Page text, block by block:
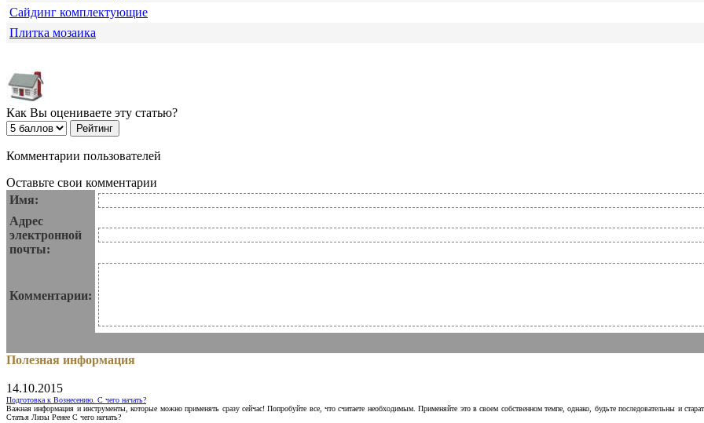
Сайдинг комплектующие
Плитка мозаика
Как Вы оцениваете эту статью?
Комментарии пользователей
Оставьте свои комментарии
Имя:
Адрес
электронной
почты:
Комментарии:
Полезная информация
14.10.2015
Подготовка к Вознесению. С чего начать?
Важная информация и инструменты, которые можно применять сразу сейчас! Попробуйте все, что считаете необходимым. Применяйте это в своем собственном темпе, однако, будьте последовательны и
Статья Лизы Ренее С чего начать?